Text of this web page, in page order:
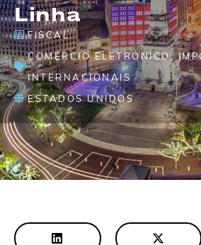
Linha
FISCAL
COMÉRCIO ELETRÓNICO,
INTERNACIONAIS
ESTADOS UNIDOS